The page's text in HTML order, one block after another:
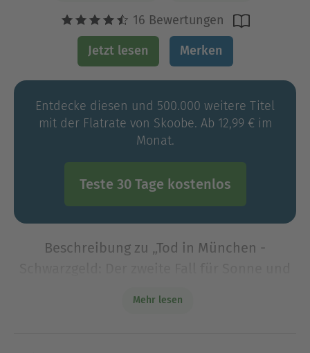
16 Bewertungen
Jetzt lesen Merken
Entdecke diesen und 500.000 weitere Titel
mit der Flatrate von Skoobe. Ab 12,99 € im
Monat.
Teste 30 Tage kostenlos
Beschreibung zu „Tod in München -
Schwarzgeld« von Harry Luck jetzt als eBook.
Mehr lesen